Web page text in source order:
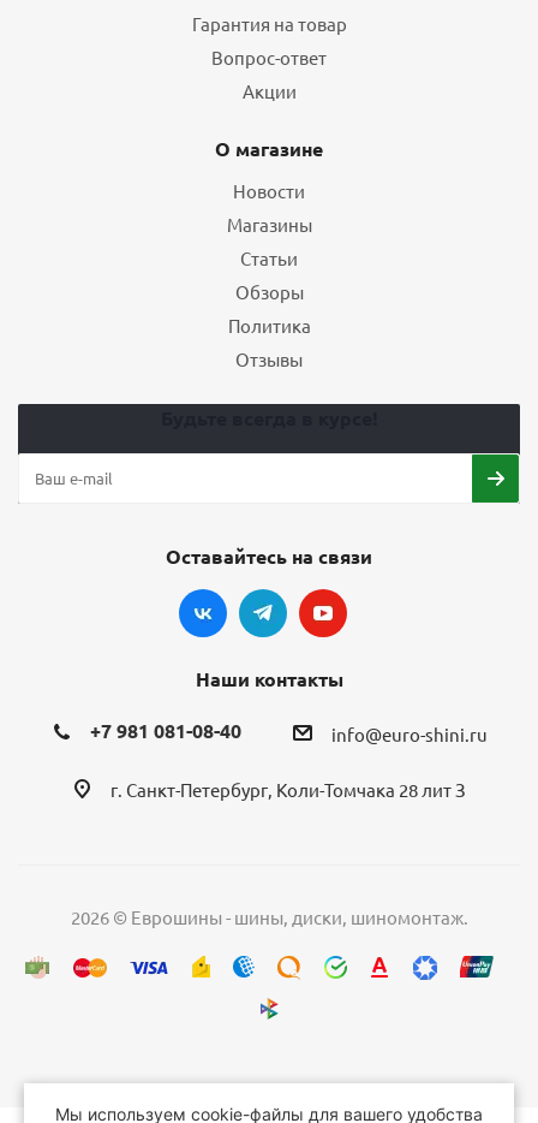
Гарантия на товар
Вопрос-ответ
Акции
О магазине
Новости
Магазины
Статьи
Обзоры
Политика
Отзывы
Оставайтесь на связи
Наши контакты
+7 981 081-08-40 info@euro-shini.ru
г. Санкт-Петербург, Коли-Томчака 28 лит З
2026 © Еврошины - шины, диски, шиномонтаж.
Мы используем cookie-файлы для вашего удобства